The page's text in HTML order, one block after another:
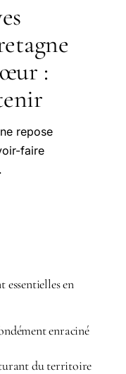
:
repose
faire
essentielles en
enraciné
du territoire